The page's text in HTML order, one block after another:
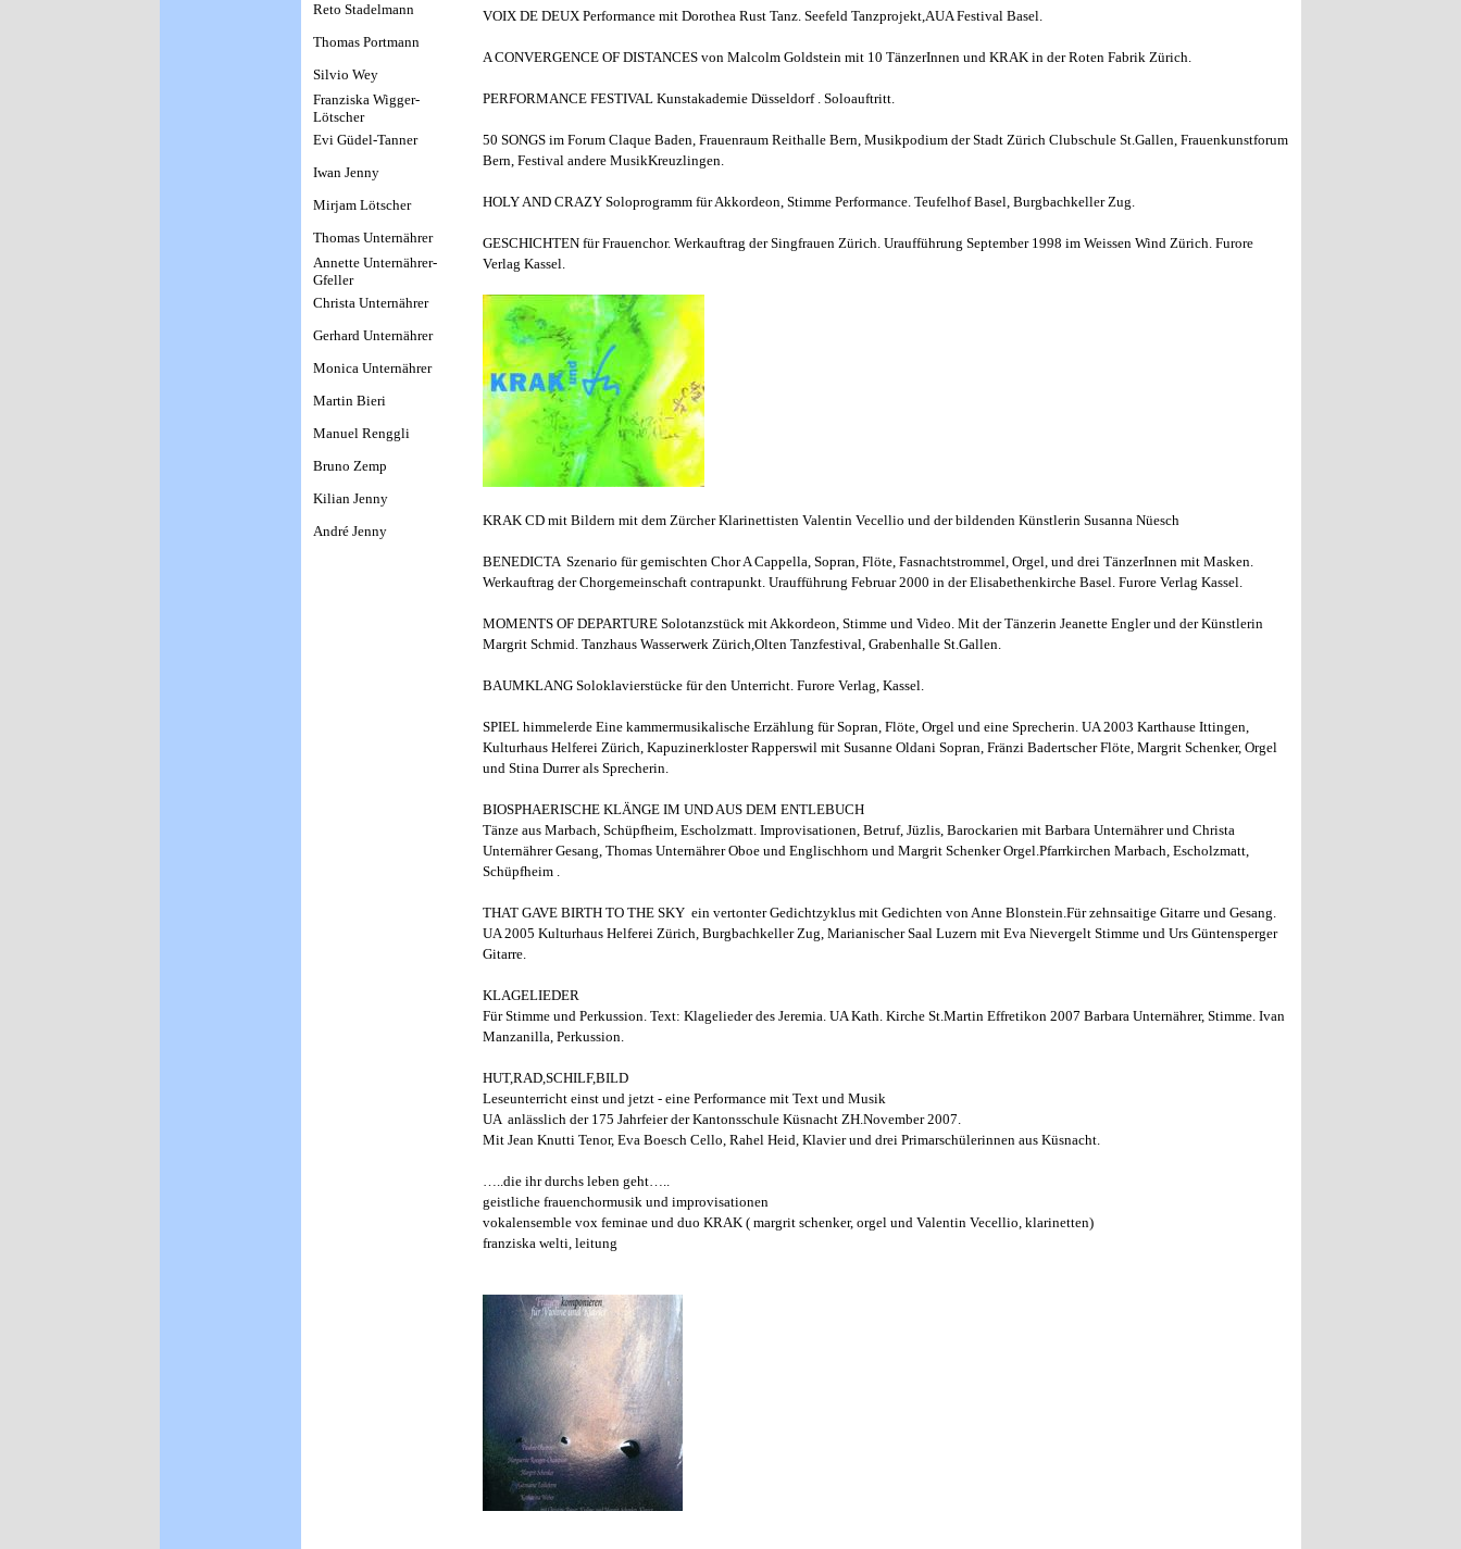
Reto Stadelmann
Thomas Portmann
Silvio Wey
Franziska Wigger-
Lötscher
Evi Güdel-Tanner
Iwan Jenny
Mirjam Lötscher
Thomas Unternährer
Annette Unternährer-
Gfeller
Christa Unternährer
Gerhard Unternährer
Monica Unternährer
Martin Bieri
Manuel Renggli
Bruno Zemp
Kilian Jenny
André Jenny
VOIX DE DEUX Performance mit Dorothea Rust Tanz. Seefeld Tanzprojekt,AUA Festival Basel.
A CONVERGENCE OF DISTANCES von Malcolm Goldstein mit 10 TänzerInnen und KRAK in der Roten Fabrik Zürich.
PERFORMANCE FESTIVAL Kunstakademie Düsseldorf . Soloauftritt.
50 SONGS im Forum Claque Baden, Frauenraum Reithalle Bern, Musikpodium der Stadt Zürich Clubschule St.Gallen, Frauenkunstforum
Bern, Festival andere MusikKreuzlingen.
HOLY AND CRAZY Soloprogramm für Akkordeon, Stimme Performance. Teufelhof Basel, Burgbachkeller Zug.
GESCHICHTEN für Frauenchor. Werkauftrag der Singfrauen Zürich. Uraufführung September 1998 im Weissen Wind Zürich. Furore
Verlag Kassel.
KRAK CD mit Bildern mit dem Zürcher Klarinettisten Valentin Vecellio und der bildenden Künstlerin Susanna Nüesch
BENEDICTA Szenario für gemischten Chor A Cappella, Sopran, Flöte, Fasnachtstrommel, Orgel, und drei TänzerInnen mit Masken.
Werkauftrag der Chorgemeinschaft contrapunkt. Uraufführung Februar 2000 in der Elisabethenkirche Basel. Furore Verlag Kassel.
MOMENTS OF DEPARTURE Solotanzstück mit Akkordeon, Stimme und Video. Mit der Tänzerin Jeanette Engler und der Künstlerin
Margrit Schmid. Tanzhaus Wasserwerk Zürich,Olten Tanzfestival, Grabenhalle St.Gallen.
BAUMKLANG Soloklavierstücke für den Unterricht. Furore Verlag, Kassel.
SPIEL himmelerde Eine kammermusikalische Erzählung für Sopran, Flöte, Orgel und eine Sprecherin. UA 2003 Karthause Ittingen,
Kulturhaus Helferei Zürich, Kapuzinerkloster Rapperswil mit Susanne Oldani Sopran, Fränzi Badertscher Flöte, Margrit Schenker, Orgel
und Stina Durrer als Sprecherin.
BIOSPHAERISCHE KLÄNGE IM UND AUS DEM ENTLEBUCH
Tänze aus Marbach, Schüpfheim, Escholzmatt. Improvisationen, Betruf, Jüzlis, Barockarien mit Barbara Unternährer und Christa
Unternährer Gesang, Thomas Unternährer Oboe und Englischhorn und Margrit Schenker Orgel.Pfarrkirchen Marbach, Escholzmatt,
Schüpfheim .
THAT GAVE BIRTH TO THE SKY ein vertonter Gedichtzyklus mit Gedichten von Anne Blonstein.Für zehnsaitige Gitarre und Gesang.
UA 2005 Kulturhaus Helferei Zürich, Burgbachkeller Zug, Marianischer Saal Luzern mit Eva Nievergelt Stimme und Urs Güntensperger
Gitarre.
KLAGELIEDER
Für Stimme und Perkussion. Text: Klagelieder des Jeremia. UA Kath. Kirche St.Martin Effretikon 2007 Barbara Unternährer, Stimme. Ivan
Manzanilla, Perkussion.
HUT,RAD,SCHILF,BILD
Leseunterricht einst und jetzt - eine Performance mit Text und Musik
UA anlässlich der 175 Jahrfeier der Kantonsschule Küsnacht ZH.November 2007.
Mit Jean Knutti Tenor, Eva Boesch Cello, Rahel Heid, Klavier und drei Primarschülerinnen aus Küsnacht.
…..die ihr durchs leben geht…..
geistliche frauenchormusik und improvisationen
vokalensemble vox feminae und duo KRAK ( margrit schenker, orgel und Valentin Vecellio, klarinetten)
franziska welti, leitung